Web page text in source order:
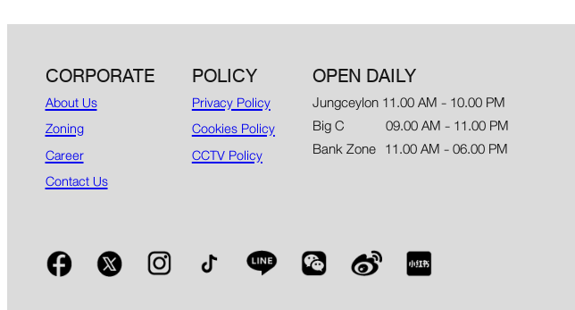
CORPORATE
About Us
Zoning
Career
Contact Us
POLICY
Privacy Policy
Cookies Policy
CCTV Policy
OPEN DAILY
Jungceylon 11.00 AM - 10.00 PM
Big C 09.00 AM - 11.00 PM
Bank Zone 11.00 AM - 06.00 PM